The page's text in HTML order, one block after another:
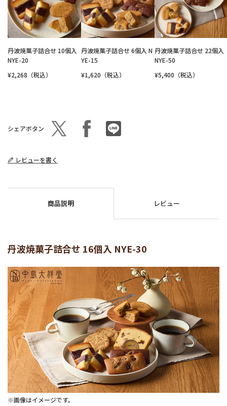
丹波焼菓子詰合せ 10個入
NYE-20
¥2,268（税込）
丹波焼菓子詰合せ 6個入 N
YE-15
¥1,620（税込）
丹波焼菓子詰合せ 22個入
NYE-50
¥5,400（税込）
シェアボタン
レビューを書く
商品説明 レビュー
丹波焼菓子詰合せ 16個入 NYE-30
※画像はイメージです。